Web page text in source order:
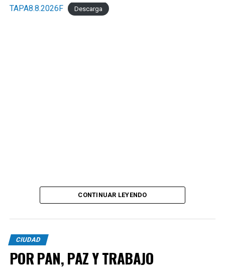
TAPA8.8.2026F Descarga
CONTINUAR LEYENDO
CIUDAD
POR PAN, PAZ Y TRABAJO